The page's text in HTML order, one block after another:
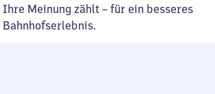
Ihre Meinung zählt – für ein besseres
Bahnhofserlebnis.